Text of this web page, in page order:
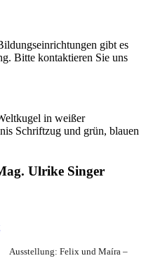
gibt es
Bitte kontaktieren Sie uns
Ulrike Singer
Ausstellung: Felix und Maíra –